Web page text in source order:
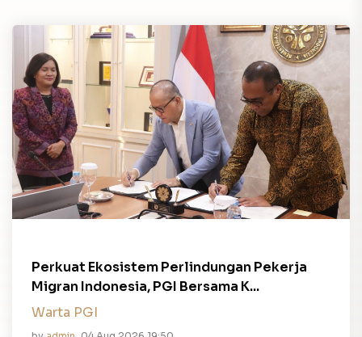
Perkuat Ekosistem Perlindungan Pekerja
Migran Indonesia, PGI Bersama K...
Warta PGI